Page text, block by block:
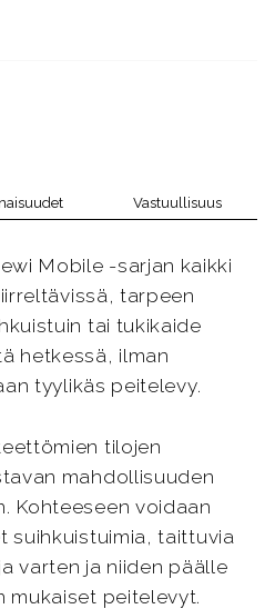
Vastuullisuus
Mobile -sarjan kaikki
tarpeen
tai tukikaide
hetkessä, ilman
tyylikäs peitelevy.
tilojen
mahdollisuuden
Kohteeseen voidaan
suihkuistuimia, taittuvia
varten ja niiden päälle
mukaiset peitelevyt.